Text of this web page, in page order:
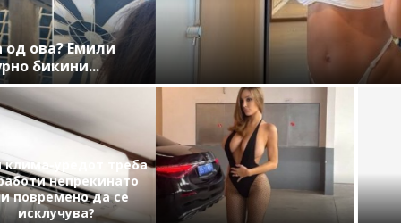
„Ги сакам своите облини“: Џорџина со
фотографија во костим за капење одговори...
Бјанка Ценсори во речиси
голо издание ги привлече
сите погледи, девојки ја...
Кафето може да го
продолжи животот, но
само ако го пиете на...